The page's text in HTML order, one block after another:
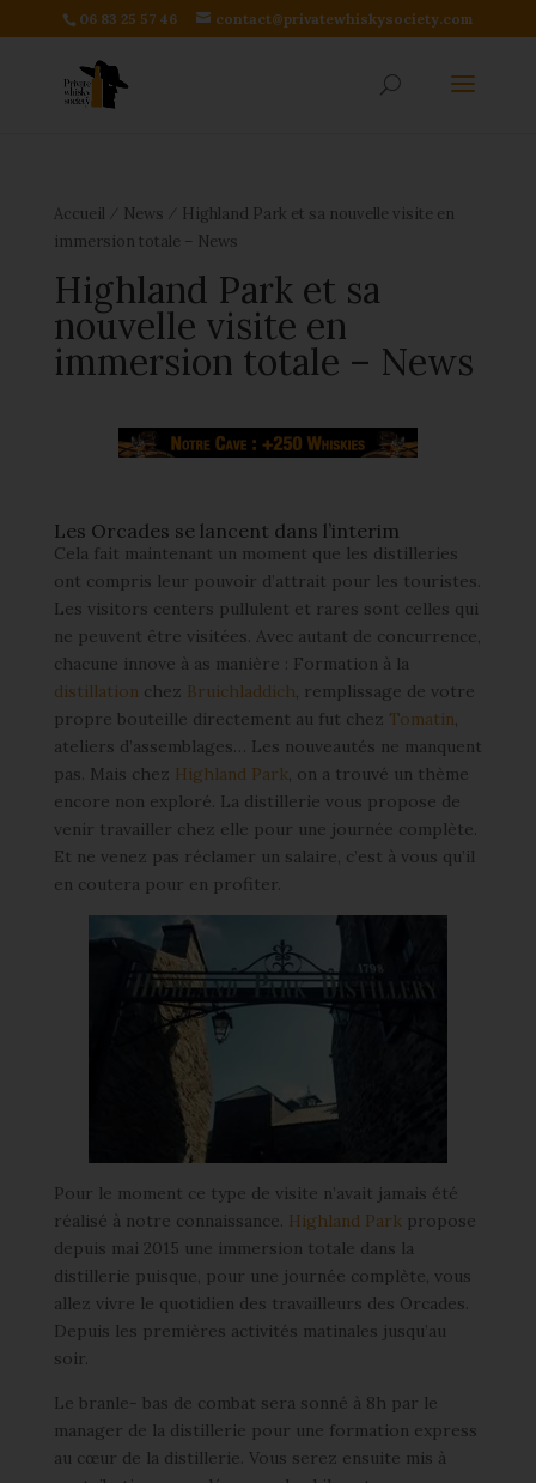
06 83 25 57 46 contact@privatewhiskysociety.com
Accueil News
Highland Park et sa nouvelle visite en
immersion totale – News
Highland Park et sa
nouvelle visite en
immersion totale – News
Les Orcades se lancent dans l’interim
Cela fait maintenant un moment que les distilleries
ont compris leur pouvoir d’attrait pour les touristes.
Les visitors centers pullulent et rares sont celles qui
ne peuvent être visitées. Avec autant de concurrence,
chacune innove à as manière : Formation à la
distillation chez Bruichladdich, remplissage de votre
propre bouteille directement au fut chez Tomatin,
ateliers d’assemblages… Les nouveautés ne manquent
pas. Mais chez Highland Park, on a trouvé un thème
encore non exploré. La distillerie vous propose de
venir travailler chez elle pour une journée complète.
Et ne venez pas réclamer un salaire, c’est à vous qu’il
en coutera pour en profiter.
Pour le moment ce type de visite n’avait jamais été
réalisé à notre connaissance. Highland Parkpropose
depuis mai 2015 une immersion totale dans la
distillerie puisque, pour une journée complète, vous
allez vivre le quotidien des travailleurs des Orcades.
Depuis les premières activités matinales jusqu’au
soir.
Le branle- bas de combat sera sonné à 8h par le
manager de la distillerie pour une formation express
au cœur de la distillerie. Vous serez ensuite mis à